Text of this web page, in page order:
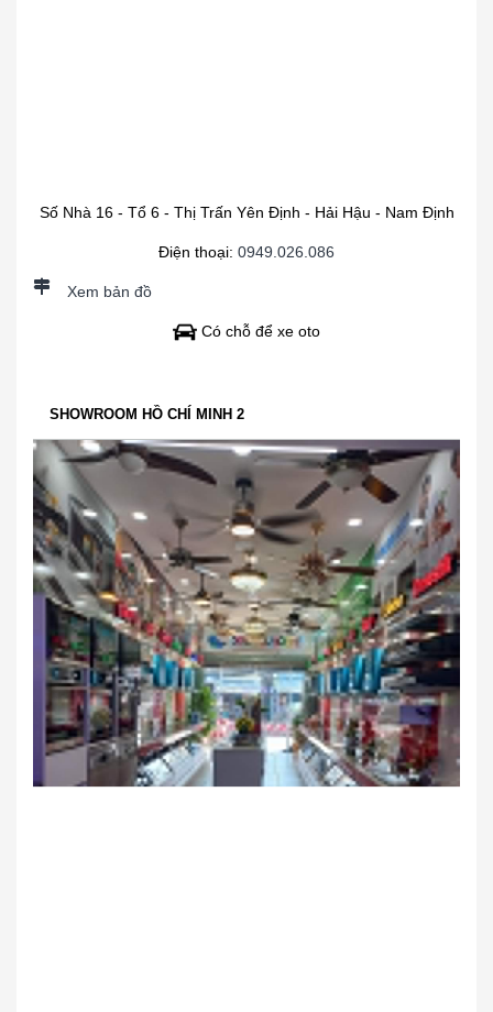
Số Nhà 16 - Tổ 6 - Thị Trấn Yên Định - Hải Hậu - Nam Định
Điện thoại: 0949.026.086
Xem bản đồ
Có chỗ để xe oto
SHOWROOM HỒ CHÍ MINH 2